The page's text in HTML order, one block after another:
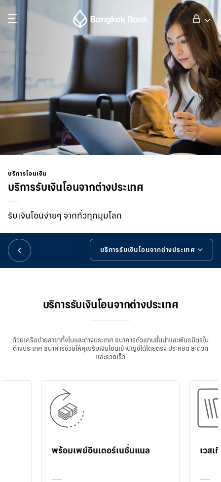
ค้นหา
ลูกค้าบุคคล
ลูกค้าธุรกิจ
กิจการธนาคารต่างประเทศ
นักลงทุนสัมพันธ์
เกี่ยวกับธนาคารกรุงเทพ
日本語
บริการโอนเงิน
บริการรับเงินโอนจากต่างประเทศ
รับเงินโอนง่ายๆ จากทั่วทุกมุมโลก
บริการรับเงินโอนจากต่างประเทศ
ช่องทางการโอนเงิน
ข้อมูลเพิ่มเติม
คำถามที่พบบ่อย
เครื่องมือช่วยเหลือ
บริการรับเงินโอนจากต่างประเทศ
ด้วยเครือข่ายสาขาทั้งในและต่างประเทศ ธนาคารตัวแทนชั้นนำและพันธมิตรใน
ต่างประเทศ ธนาคารช่วยให้คุณรับเงินโอนเข้าบัญชีได้โดยตรง ประหยัด สะดวก
และรวดเร็ว
พร้อมเพย์อินเตอร์เนชั่นแนล เวสเ